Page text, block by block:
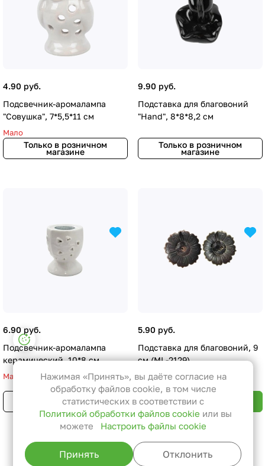
4.90 руб.
Подсвечник-аромалампа
"Совушка", 7*5,5*11 см
Мало
Только в розничном
магазине
9.90 руб.
Подставка для благовоний
"Hand", 8*8*8,2 см
Только в розничном
магазине
6.90 руб.
Подсвечник-аромалампа
керамический, 10*8 см
Мало
Только в розничном
магазине
5.90 руб.
Подставка для благовоний, 9
см (ML-2129)
В корзину
Назад к списку
Настройки файлов cookie
Функциональные
Эти файлы необходимы для
функционирования сайта и не
могут быть отключены в наших
системах. Вы можете настроить
браузер так, чтобы он блокировал
их или уведомлял вас об их
использовании, но в таком случае
Нажимая «Принять», вы даёте согласие на
обработку файлов cookie, в том числе
статистических в соответствии с
Политикой обработки файлов cookie или вы
можете
Настроить файлы cookie
Принять Отклонить